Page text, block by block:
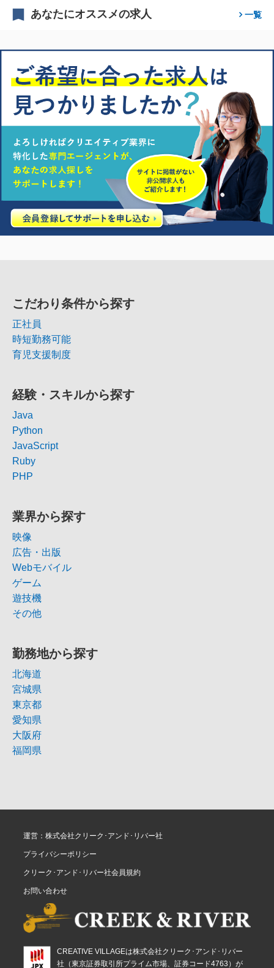
あなたにオススメの求人 一覧
こだわり条件から探す
正社員
時短勤務可能
育児支援制度
経験・スキルから探す
Java
Python
JavaScript
Ruby
PHP
業界から探す
映像
広告・出版
Webモバイル
ゲーム
遊技機
その他
勤務地から探す
北海道
宮城県
東京都
愛知県
大阪府
福岡県
運営：株式会社クリーク･アンド･リバー社
プライバシーポリシー
クリーク･アンド･リバー社会員規約
お問い合わせ
CREATIVE VILLAGEは株式会社クリーク･アンド･リバー
社（東京証券取引所プライム市場、証券コード4763）が